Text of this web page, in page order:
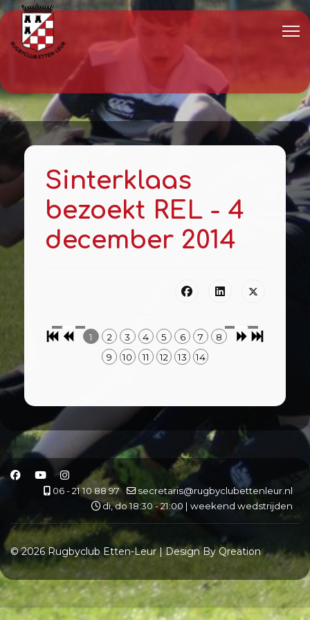
Sinterklaas
bezoekt REL - 4
december 2014
1 2 3 4 5 6 7
8
9
10 11 12 13 14
06 - 21 10 88 97
secretaris@rugbyclubettenleur.nl
di, do 18:30 - 21:00 | weekend wedstrijden
© 2026 Rugbyclub Etten-Leur | Design By Qreation